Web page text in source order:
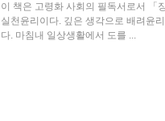
이 책은 고령화 사회의 필독서로서 「
실천윤리이다. 깊은 생각으로 배려윤
다. 마침내 일상생활에서 도를 ...